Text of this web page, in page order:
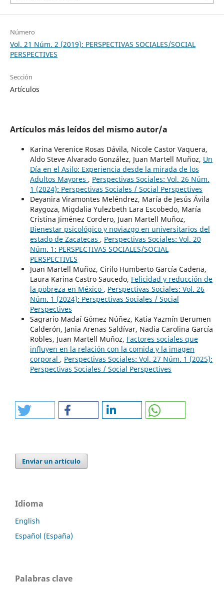
Número
Vol. 21 Núm. 2 (2019): PERSPECTIVAS SOCIALES/SOCIAL
PERSPECTIVES
Sección
Artículos
Artículos más leídos del mismo autor/a
Karina Verenice Rosas Dávila, Nicole Castor Vaquera,
Aldo Steve Alvarado González, Juan Martell Muñoz, Un
Día en el Asilo: Experiencia desde la mirada de los
Adultos Mayores , Perspectivas Sociales: Vol. 26 Núm.
1 (2024): Perspectivas Sociales / Social Perspectives
Deyanira Viramontes Meléndrez, María de Jesús Ávila
Raygoza, Migdalia Yulezbeth Lara Escobedo, María
Cristina Jiménez Cordero, Juan Martell Muñoz,
Bienestar psicológico y noviazgo en universitarios del
estado de Zacatecas , Perspectivas Sociales: Vol. 20
Núm. 1: PERSPECTIVAS SOCIALES/SOCIAL
PERSPECTIVES
Juan Martell Muñoz, Cirilo Humberto García Cadena,
Laura Karina Castro Saucedo, Felicidad y reducción de
la pobreza en México , Perspectivas Sociales: Vol. 26
Núm. 1 (2024): Perspectivas Sociales / Social
Perspectives
Sagrario Madaí Gómez Núñez, Katia Yazmín Berumen
Calderón, Jania Arenas Saldívar, Nadia Carolina García
Robles, Juan Martell Muñoz, Factores sociales que
influyen en la relación con la comida y la imagen
corporal , Perspectivas Sociales: Vol. 27 Núm. 1 (2025):
Perspectivas Sociales / Social Perspectives
Enviar un artículo
Idioma
English
Español (España)
Palabras clave